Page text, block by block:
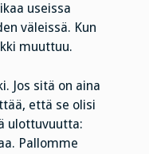
useissa
väleissä. Kun
muuttuu.
Jos sitä on aina
että se olisi
ulottuvuutta:
Pallomme